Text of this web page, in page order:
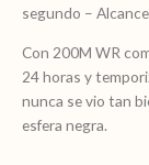
segundo –
Con 200M WR
24 horas y
nunca se vio tan
esfera negra.